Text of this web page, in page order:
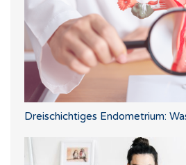
Dreischichtiges Endometrium: